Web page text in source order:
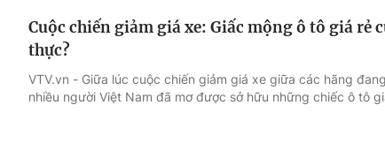
Cuộc chiến giảm giá xe: Giấc mộng ô tô giá
thực?
VTV.vn - Giữa lúc cuộc chiến giảm giá xe giữa các hãng
nhiều người Việt Nam đã mơ được sở hữu những chiếc ô tô